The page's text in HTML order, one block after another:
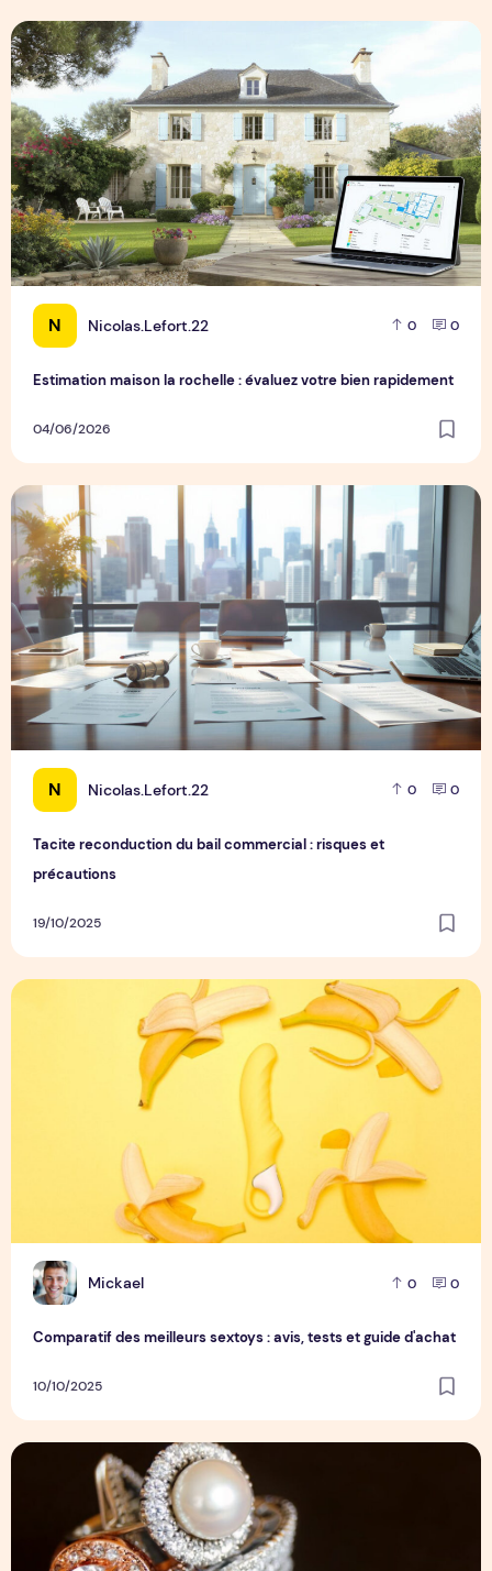
N Nicolas.Lefort.22 0 0
Estimation maison la rochelle : évaluez votre bien rapidement
04/06/2026
Estimation maison la rochelle : évaluez votre bien
N Nicolas.Lefort.22 0 0
Tacite reconduction du bail commercial : risques et
précautions
19/10/2025
Tacite reconduction du bail commercial : risques et
M Mickael 0 0
Comparatif des meilleurs sextoys : avis, tests et guide d'achat
10/10/2025
Comparatif des meilleurs sextoys : avis, tests et guide
Tout savoir sur les meilleurs accessoires pour votre